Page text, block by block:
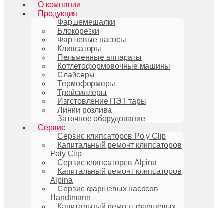
О компании
Продукция
Фаршемешалки
Блокорезки
Фаршевые насосы
Клипсаторы
Пельменные аппараты
Котлетоформовочные машины
Слайсеры
Термоформеры
Трейсиллеры
Изготовление ПЭТ тары
Линии розлива
Заточное оборудование
Сервис
Сервис клипсаторов Poly Clip
Капитальный ремонт клипсаторов
Poly Clip
Сервис клипсаторов Alpina
Капитальный ремонт клипсаторов
Alpina
Сервис фаршевых насосов
Handtmann
Капитальный ремонт фаршевых